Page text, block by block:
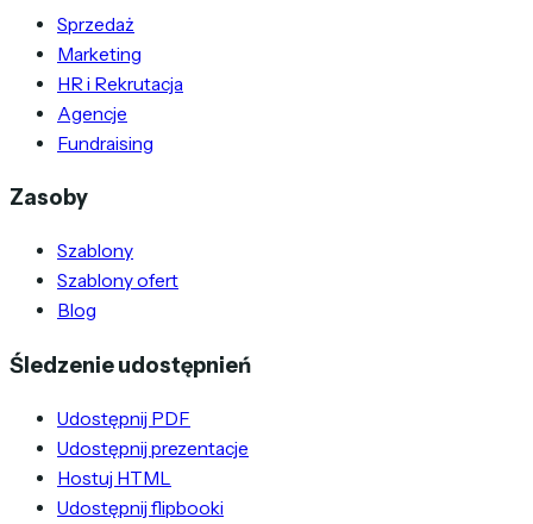
Sprzedaż
Marketing
HR i Rekrutacja
Agencje
Fundraising
Zasoby
Szablony
Szablony ofert
Blog
Śledzenie udostępnień
Udostępnij PDF
Udostępnij prezentacje
Hostuj HTML
Udostępnij flipbooki